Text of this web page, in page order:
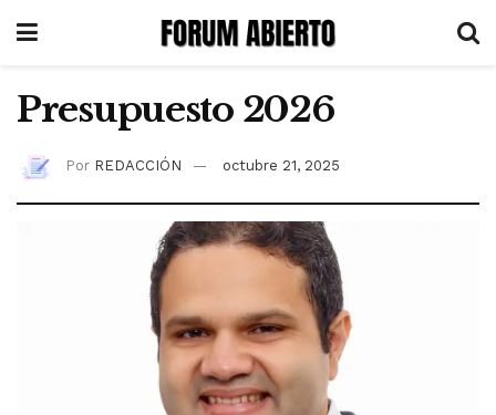
Presupuesto 2026
Por REDACCIÓN octubre 21, 2025